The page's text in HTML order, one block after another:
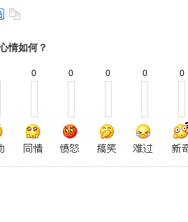
情如何？
0 0 0 0 0